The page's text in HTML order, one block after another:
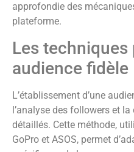
approfondie des
plateforme.
Les
audience fidèle
L’établissement d’une
l’analyse des followers et
détaillés. Cette méthode,
GoPro et ASOS, permet